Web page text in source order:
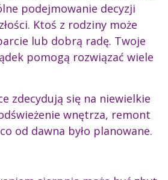
podejmowanie decyzji
Ktoś z rodziny może
lub dobrą radę. Twoje
pomogą rozwiązać wiele
zdecydują się na niewielkie
wnętrza, remont
od dawna było planowane.